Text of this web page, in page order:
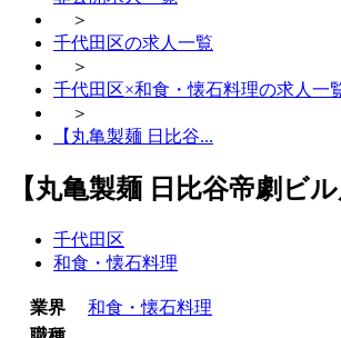
＞
千代田区の求人一覧
＞
千代田区×和食・懐石料理の求人一
＞
【丸亀製麺 日比谷...
【丸亀製麺 日比谷帝劇ビ
千代田区
和食・懐石料理
業界
和食・懐石料理